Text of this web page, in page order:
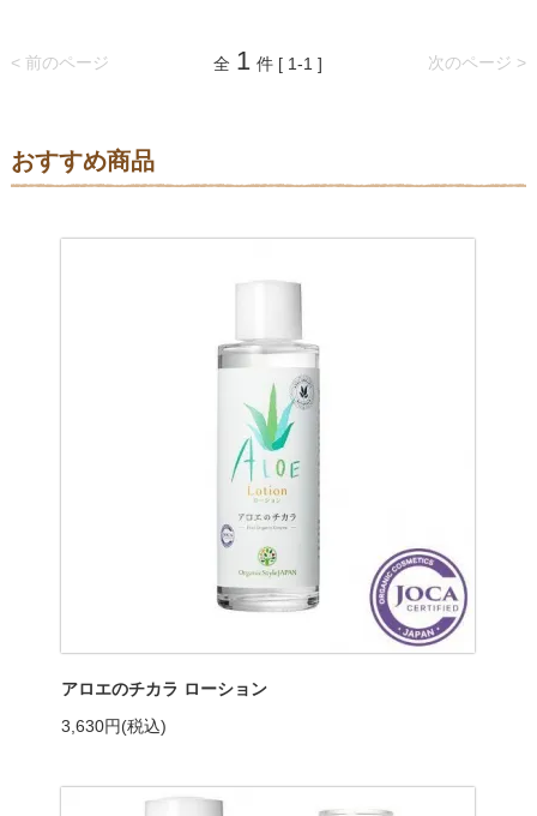
< 前のページ 次のページ >
全 1 件 [ 1-1 ]
おすすめ商品
アロエのチカラ ローション
3,630円(税込)